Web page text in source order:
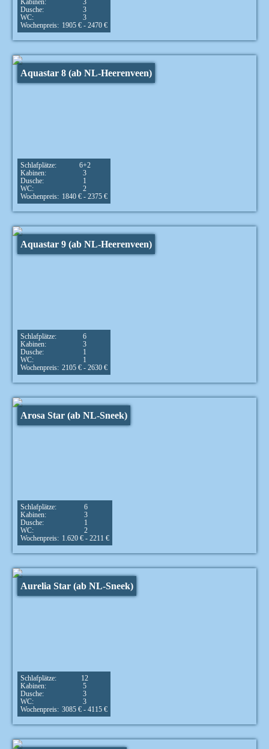
Kabinen:
3
Dusche:
3
WC:
3
Wochenpreis: 1905 € - 2470 €
Aquastar 8 (ab NL-Heerenveen)
Schlafplätze:
6+2
Kabinen:
3
Dusche:
1
WC:
2
Wochenpreis: 1840 € - 2375 €
Aquastar 9 (ab NL-Heerenveen)
Schlafplätze:
6
Kabinen:
3
Dusche:
1
WC:
1
Wochenpreis: 2105 € - 2630 €
Arosa Star (ab NL-Sneek)
Schlafplätze:
6
Kabinen:
3
Dusche:
1
WC:
2
Wochenpreis: 1.620 € - 2211 €
Aurelia Star (ab NL-Sneek)
Schlafplätze:
12
Kabinen:
5
Dusche:
3
WC:
3
Wochenpreis: 3085 € - 4115 €